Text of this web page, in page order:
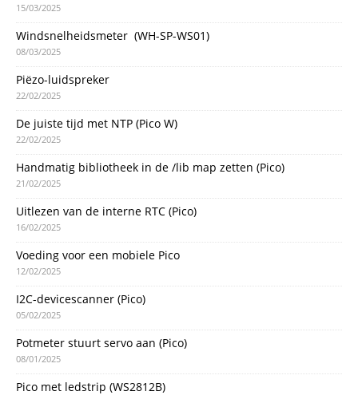
15/03/2025
Windsnelheidsmeter (WH-SP-WS01)
08/03/2025
Piëzo-luidspreker
22/02/2025
De juiste tijd met NTP (Pico W)
22/02/2025
Handmatig bibliotheek in de /lib map zetten (Pico)
21/02/2025
Uitlezen van de interne RTC (Pico)
16/02/2025
Voeding voor een mobiele Pico
12/02/2025
I2C-devicescanner (Pico)
05/02/2025
Potmeter stuurt servo aan (Pico)
08/01/2025
Pico met ledstrip (WS2812B)